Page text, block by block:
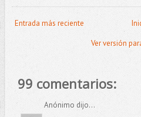
Entrada más reciente
Ver versión
99 comentarios:
Anónimo dijo...